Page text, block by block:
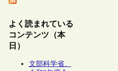
よく読まれている
コンテンツ（本
日）
文部科学省、